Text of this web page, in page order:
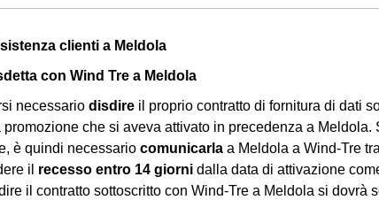
clienti a Meldola
con Wind Tre a Meldola
necessario disdire il proprio contratto di fornitura di dati
che si aveva attivato in precedenza a Meldola.
è quindi necessario comunicarla a Meldola a Wind-Tre
il recesso entro 14 giorni dalla data di attivazione
il contratto sottoscritto con Wind-Tre a Meldola si dovrà